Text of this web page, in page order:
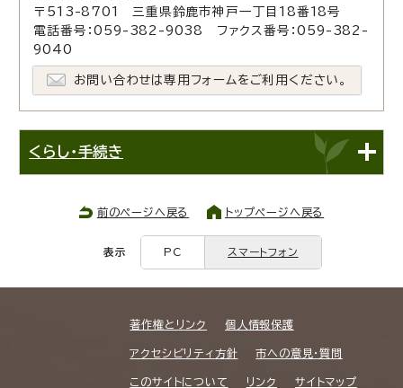
〒513-8701 三重県鈴鹿市神戸一丁目18番18号
電話番号：059-382-9038 ファクス番号：059-382-
9040
お問い合わせは専用フォームをご利用ください。
くらし・手続き
前のページへ戻る トップページへ戻る
表示 PC スマートフォン
著作権とリンク 個人情報保護
アクセシビリティ方針 市への意見・質問
このサイトについて リンク サイトマップ